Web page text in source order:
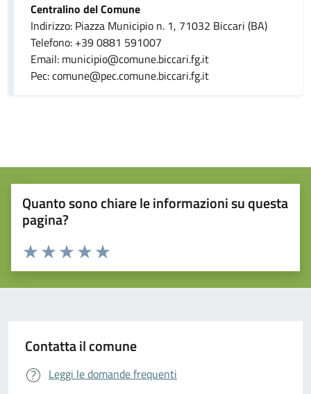
Centralino del Comune
Indirizzo: Piazza Municipio n. 1, 71032 Biccari (BA)
Telefono: +39 0881 591007
Email: municipio@comune.biccari.fg.it
Pec: comune@pec.comune.biccari.fg.it
Quanto sono chiare le informazioni su questa
pagina?
Valuta da 1 a 5 stelle la pagina
Valuta 5 stelle su 5
Valuta 4 stelle su 5
Valuta 3 stelle su 5
Valuta 2 stelle su 5
Valuta 1 stelle su 5
Contatta il comune
Leggi le domande frequenti